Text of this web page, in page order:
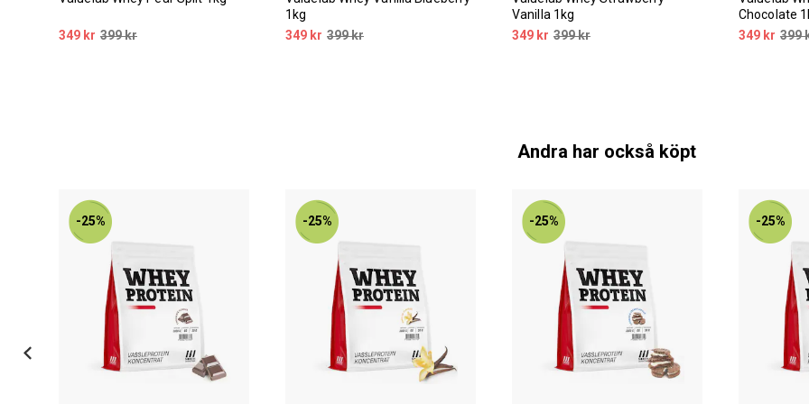
349 kr 399 kr
1kg
349 kr 399 kr
Vanilla 1kg
349 kr 399 kr
Chocolate
349 kr 399
Andra har också köpt
-25% -25% -25% -25%